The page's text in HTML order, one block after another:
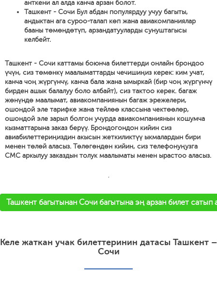
анткени ал алда канча арзан болот.
Ташкент - Сочи Бул абдан популярдуу учуу багыты,
андыктан ага суроо-талап көп жана авиакомпаниялар
бааны төмөндөтүп, арзандатууларды сунуштагысы
келбейт.
Ташкент - Сочи каттамы боюнча билеттерди онлайн брондоо
үчүн, сиз төмөнкү маалыматтарды чечишиңиз керек: ким учат,
канча чоң жүргүнчү, канча бала жана ымыркай (бир чоң жүргүнчү
бирден ашык балалуу боло албайт), сиз тактоо керек. багаж
жөнүндө маалымат, авиакомпаниянын багаж эрежелери,
ошондой эле тарифке жана тейлөө классына чектөөлөр,
ошондой эле зарыл болгон учурда авиакомпаниянын кошумча
кызматтарына заказ берүү. Брондогондон кийин сиз
авиабилеттериңиздин акысын жеткиликтүү ыкмалардын бири
менен төлөй аласыз. Төлөгөндөн кийин, сиз телефонуңузга
СМС аркылуу заказдын толук маалыматы менен ырастоо аласыз.
'
Ташкент багытынан Сочи багытына эң арзан билет сатып
Келе жаткан учак билеттеринин датасы Ташкент –
Сочи